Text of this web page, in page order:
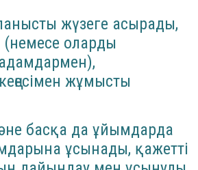
жүзеге асырады,
оларды
жұмысты
басқа да ұйымдарда
ұсынады, қажетті